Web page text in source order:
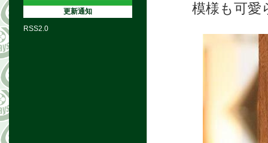
模様も可愛
更新通知
RSS2.0